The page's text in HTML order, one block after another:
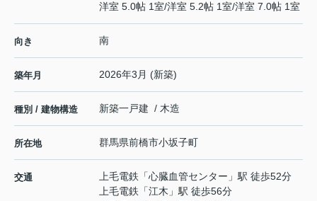
洋室 5.0帖 1室/洋室 5.2帖 1室/洋室 7.0帖 1室
向き 南
築年月 2026年3月 (新築)
種別 / 建物構造 新築一戸建 / 木造
所在地 群馬県前橋市小坂子町
交通 上毛電鉄 「心臓血管センター 」駅 徒歩52分
上毛電鉄 「江木 」駅 徒歩56分